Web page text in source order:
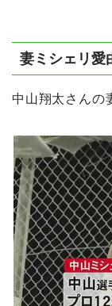
妻ミシェリ愛
中山翔太さんの